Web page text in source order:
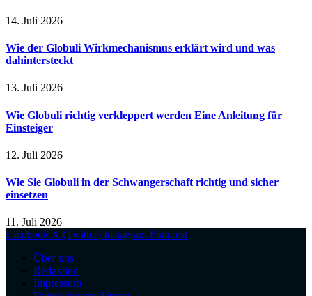
14. Juli 2026
Wie der Globuli Wirkmechanismus erklärt wird und was
dahintersteckt
13. Juli 2026
Wie Globuli richtig verkleppert werden Eine Anleitung für
Einsteiger
12. Juli 2026
Wie Sie Globuli in der Schwangerschaft richtig und sicher
einsetzen
11. Juli 2026
Facebook X (Twitter) Instagram Pinterest
Über uns
Redaktion
Impressum